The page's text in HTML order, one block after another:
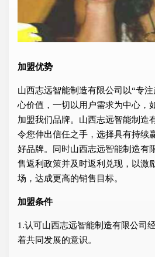
加盟优势
山西志远智能制造有限公司以“专
心价值，一切以用户需求为中心，
加盟我们品牌。山西志远智能制造
令您伸出信任之手，选择具有持续
好品牌。同时山西志远智能制造有
售返利政策并及时返利兑现，以激
场，达成更高的销售目标。
加盟条件
1.认可山西志远智能制造有限公司
着共同发展的意识。